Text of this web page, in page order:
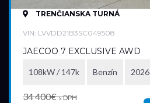
TRENČIANSKA TURNÁ
VIN: LVVDD21B3SC049508
JAECOO 7 EXCLUSIVE AWD
108kW / 147k Benzín 2026
34 400€s DPH